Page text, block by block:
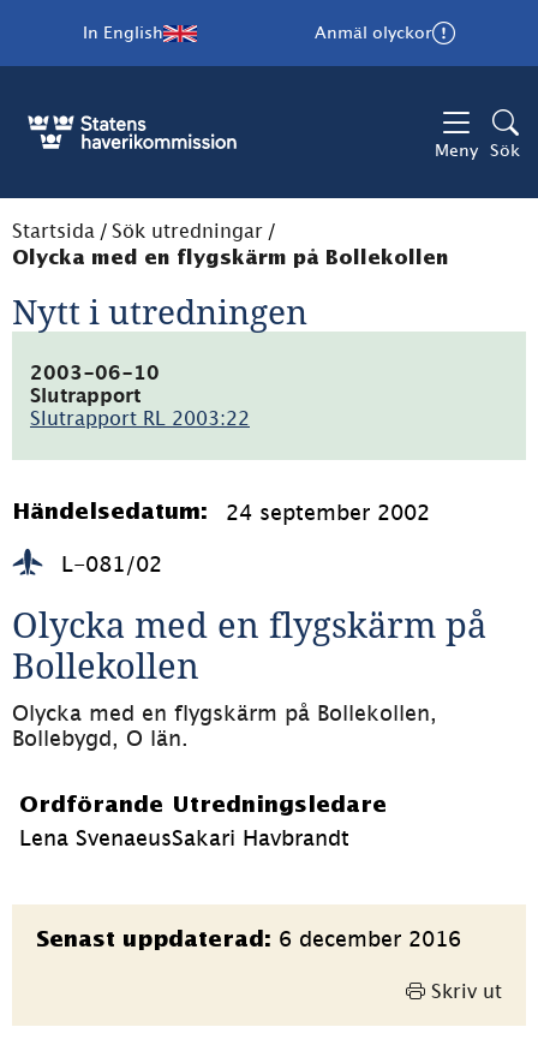
In English Anmäl olyckor
Meny Sök
Startsida / Sök utredningar /
Olycka med en flygskärm på Bollekollen
Nytt i utredningen
2003-06-10
Slutrapport
Slutrapport RL 2003:22
128.1kB)
Händelsedatum: 24 september 2002
L-081/02
Olycka med en flygskärm på
Bollekollen
Olycka med en flygskärm på Bollekollen,
Bollebygd, O län.
Ordförande
Lena Svenaeus
Utredningsledare
Sakari Havbrandt
Sidinformation
Senast uppdaterad: 6 december 2016
Skriv ut